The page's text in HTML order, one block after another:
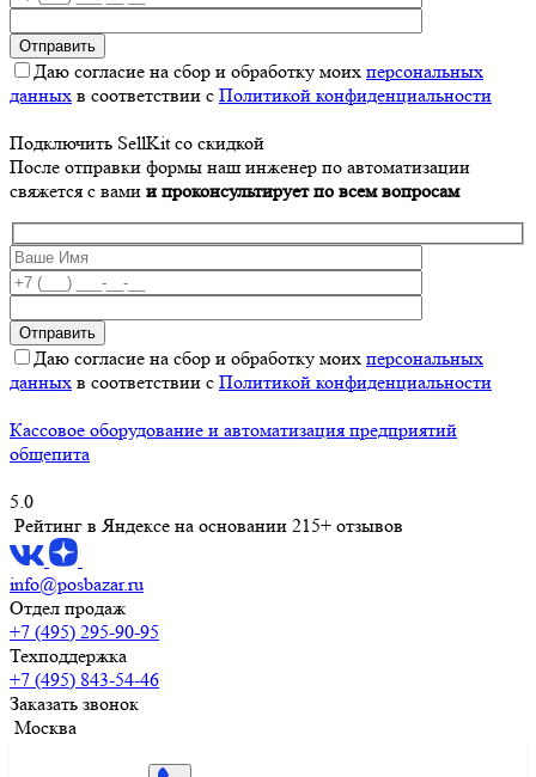
Даю согласие на сбор и обработку моих персональных
данных в соответствии с Политикой конфиденциальности
Подключить SellKit со скидкой
После отправки формы наш инженер по автоматизации
свяжется с вами и проконсультирует по всем вопросам
Даю согласие на сбор и обработку моих персональных
данных в соответствии с Политикой конфиденциальности
Кассовое оборудование и автоматизация предприятий
общепита
5.0
Рейтинг в Яндексе на основании 215+ отзывов
info@posbazar.ru
Отдел продаж
+7 (495) 295-90-95
Техподдержка
+7 (495) 843-54-46
Заказать звонок
Москва